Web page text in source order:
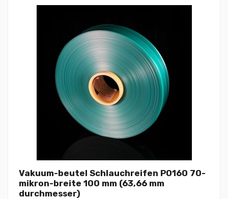
Vakuum-beutel Schlauchreifen PO160 70-
mikron-breite 100 mm (63,66 mm
durchmesser)